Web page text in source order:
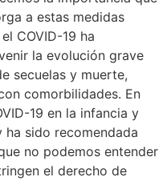
a estas medidas
COVID-19 ha
la evolución grave
secuelas y muerte,
comorbilidades. En
19 en la infancia y
sido recomendada
no podemos entender
el derecho de